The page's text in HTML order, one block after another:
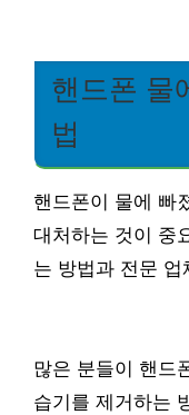
핸드폰 물
법
핸드폰이 물에 빠
대처하는 것이 중
는 방법과 전문
많은 분들이 핸드
습기를 제거하는